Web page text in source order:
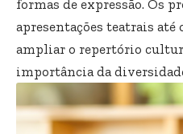
formas de expressão. Os
apresentações teatrais até
ampliar o repertório
importância da